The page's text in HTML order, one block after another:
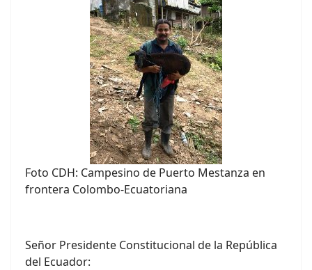
Foto CDH: Campesino de Puerto Mestanza en
frontera Colombo-Ecuatoriana
Señor Presidente Constitucional de la República
del Ecuador: